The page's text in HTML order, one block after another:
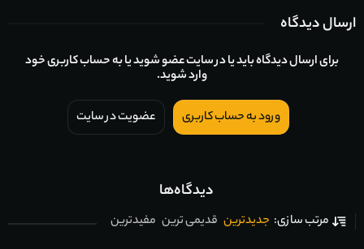
ارسال دیدگاه
برای ارسال دیدگاه باید یا در سایت عضو شوید یا به حساب کاربری خود
وارد شوید.
ورود به حساب کاربری عضویت در سایت
دیدگاه‌ها
مرتب سازی: جدیدترین قدیمی ترین مفیدترین